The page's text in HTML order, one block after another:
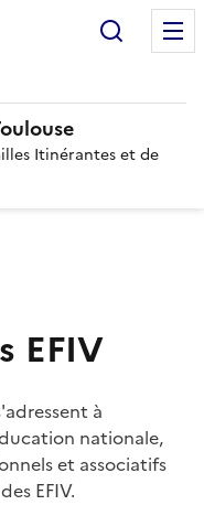
Itinérantes et de
EFIV
à
nationale,
et associatifs
EFIV.